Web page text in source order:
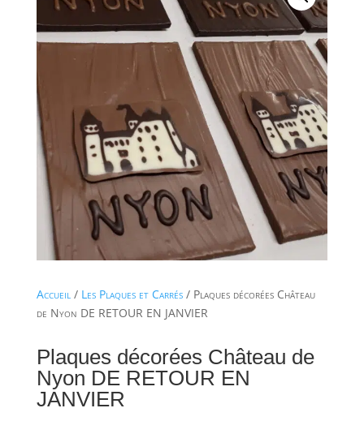
Accueil/ Les Plaques et Carrés/ Plaques décorées Château
de Nyon DE RETOUR EN JANVIER
Plaques décorées Château de
Nyon DE RETOUR EN
JANVIER